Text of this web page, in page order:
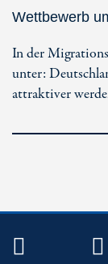
Wettbewerb
In der
unter:
attraktiver